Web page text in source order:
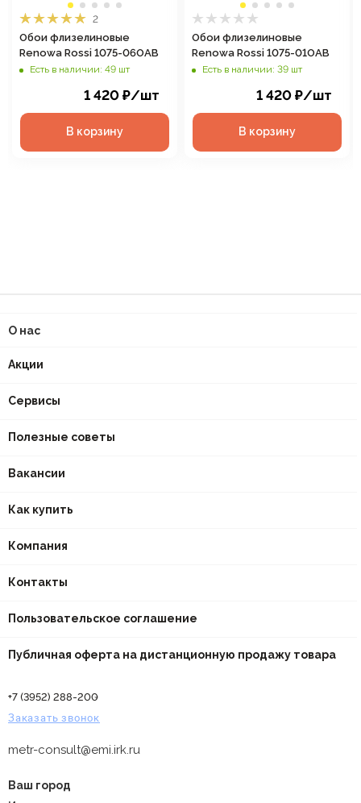
2
Обои флизелиновые
Renowa Rossi 1075-06ОАВ
Есть в наличии: 49 шт
1 420 ₽/шт
В корзину
Обои флизелиновые
Renowa Rossi 1075-01ОАВ
Есть в наличии: 39 шт
1 420 ₽/шт
В корзину
О нас
Акции
Сервисы
Полезные советы
Вакансии
Как купить
Компания
Контакты
Пользовательское соглашение
Публичная оферта на дистанционную продажу товара
+7 (3952) 288-200
Заказать звонок
metr-consult@emi.irk.ru
Ваш город